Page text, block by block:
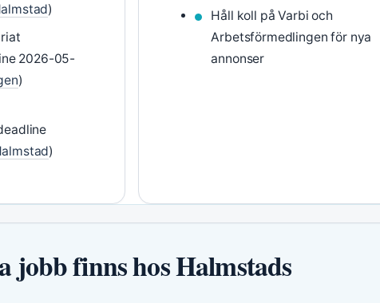
)
2026-05-
)
)
Håll koll på Varbi och
Arbetsförmedlingen för nya
annonser
jobb finns hos Halmstads